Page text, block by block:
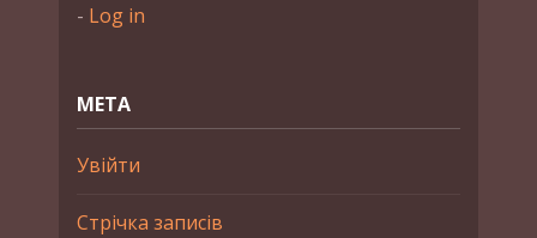
- Log in
МЕТА
Увійти
Стрічка записів